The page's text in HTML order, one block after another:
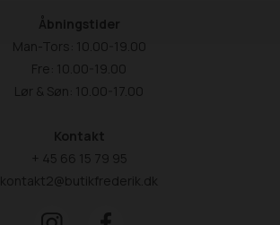
Åbningstider
Man-Tors: 10.00-19.00
Fre: 10.00-19.00
Lør & Søn: 10.00-17.00
Kontakt
+ 45 66 15 79 95
kontakt2@butikfrederik.dk